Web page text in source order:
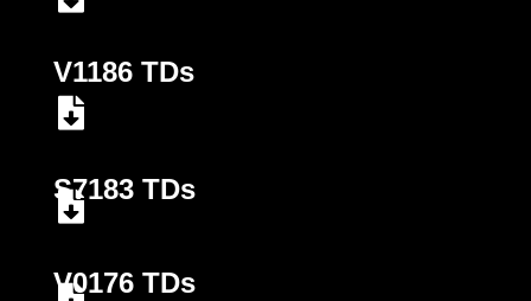
V1186 TDs
S7183 TDs
V0176 TDs